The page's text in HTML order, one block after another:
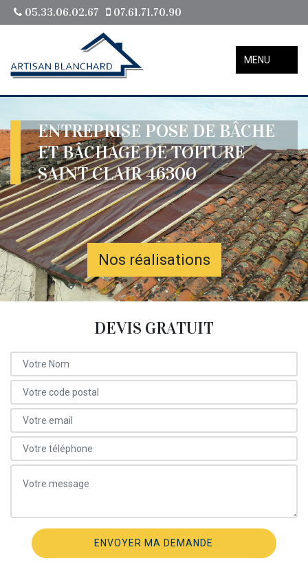
05.33.06.02.67 07.61.71.70.90
MENU
ENTREPRISE POSE DE BÂCHE
ET BÂCHAGE DE TOITURE
SAINT CLAIR 46300
Nos réalisations
DEVIS GRATUIT